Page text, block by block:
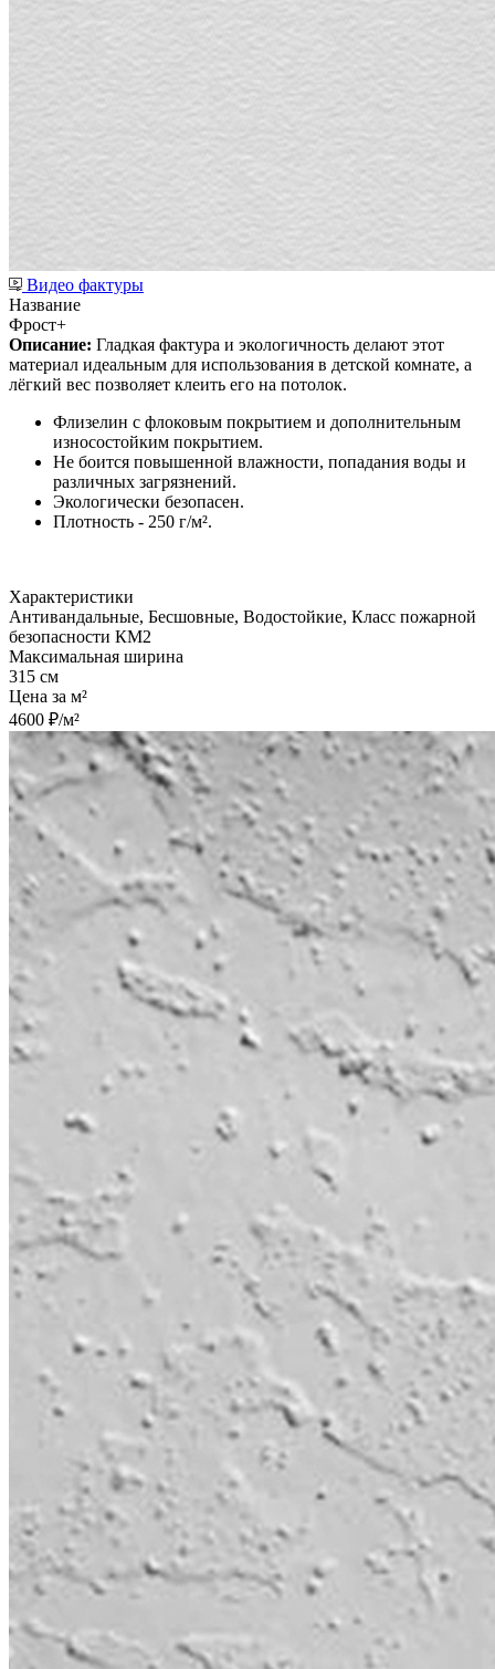
Видео фактуры
Название
Фрост+
Описание: Гладкая фактура и экологичность делают этот
материал идеальным для использования в детской комнате, а
лёгкий вес позволяет клеить его на потолок.
Флизелин с флоковым покрытием и дополнительным
износостойким покрытием.
Не боится повышенной влажности, попадания воды и
различных загрязнений.
Экологически безопасен.
Плотность - 250 г/м².
Характеристики
Антивандальные, Бесшовные, Водостойкие, Класс пожарной
безопасности КМ2
Максимальная ширина
315 см
Цена за м²
4600 ₽/м²